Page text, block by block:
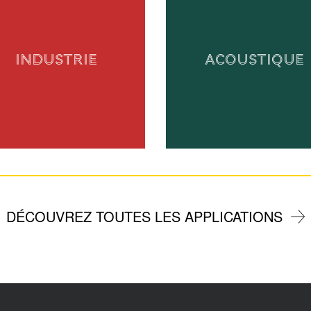
INDUSTRIE ACOUSTIQUE
DÉCOUVREZ TOUTES LES APPLICATIONS